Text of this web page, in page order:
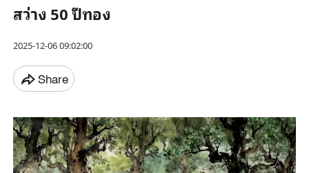
สว่าง 50 ปีทอง
2025-12-06 09:02:00
Share